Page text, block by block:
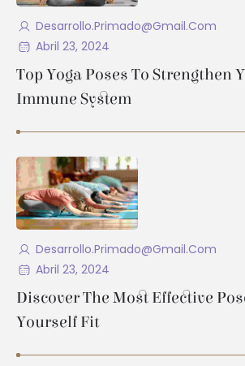
Abril 23, 2024
Desarrollo.primado@gmail.com
Top Yoga Poses To Strengthen
Immune System
Abril 23, 2024
Desarrollo.primado@gmail.com
Discover The Most Effective
Yourself Fit